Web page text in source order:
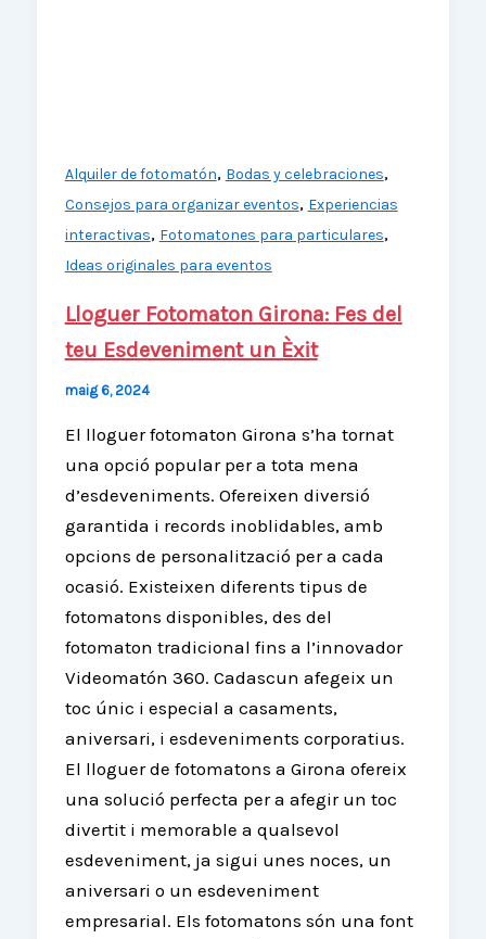
Alquiler de fotomatón, Bodas y celebraciones,
Consejos para organizar eventos, Experiencias
interactivas, Fotomatones para particulares,
Ideas originales para eventos
Lloguer Fotomaton Girona: Fes del
teu Esdeveniment un Èxit
maig 6, 2024
El lloguer fotomaton Girona s’ha tornat
una opció popular per a tota mena
d’esdeveniments. Ofereixen diversió
garantida i records inoblidables, amb
opcions de personalització per a cada
ocasió. Existeixen diferents tipus de
fotomatons disponibles, des del
fotomaton tradicional fins a l’innovador
Videomatón 360. Cadascun afegeix un
toc únic i especial a casaments,
aniversari, i esdeveniments corporatius.
El lloguer de fotomatons a Girona ofereix
una solució perfecta per a afegir un toc
divertit i memorable a qualsevol
esdeveniment, ja sigui unes noces, un
aniversari o un esdeveniment
empresarial. Els fotomatons són una font